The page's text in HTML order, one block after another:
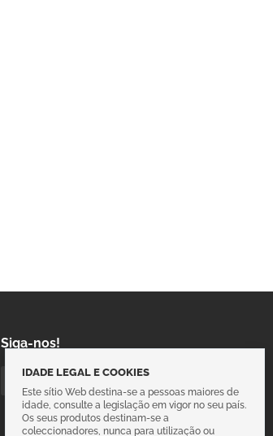
Siga-nos!
IDADE LEGAL E COOKIES
Este sítio Web destina-se a pessoas maiores de
idade, consulte a legislação em vigor no seu país.
Os seus produtos destinam-se a
coleccionadores, nunca para utilização ou